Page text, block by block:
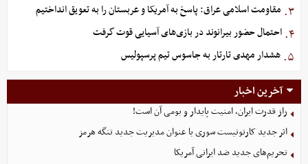
۳. مقاومت اسلامی عراق: پاسخ به آمریکا و عربستان را به تعویق انداختیم
۴. احتمال حضور بیرانوند در بازی‌های آسیایی قوت گرفت
۵. هشدار مهدی تارتار به جاسوس تیم پرسپولیس
آخرین اخبار
راز قدرت ایران، امنیت پایدار و بومی آن است!
اثر جدید کارتونیست سوری با عنوان مدیریت جدید تنگه هرمز
تحریم‌های جدید ضد ایرانی آمریکا